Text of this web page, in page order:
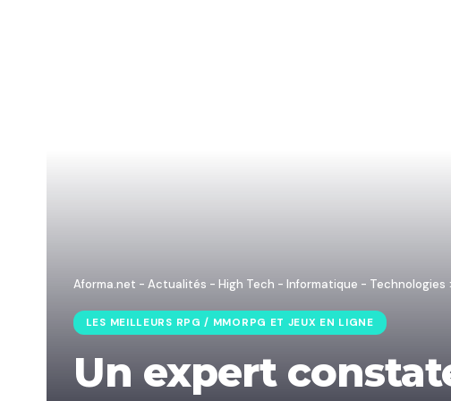
Aforma.net - Actualités - High Tech - Informatique - Technologies
LES MEILLEURS RPG / MMORPG ET JEUX EN LIGNE
Un expert